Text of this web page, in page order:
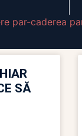
par-caderea
SĂ